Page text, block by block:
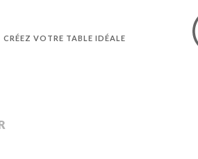
CRÉEZ VOTRE TABLE IDÉALE